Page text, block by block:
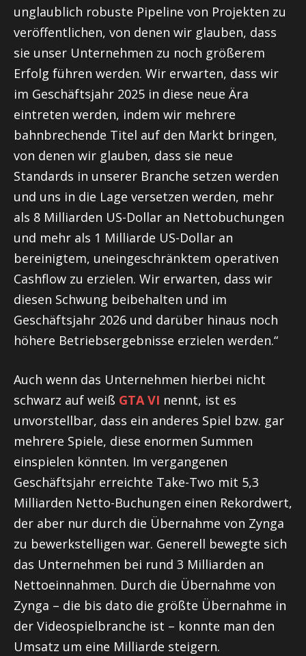
unglaublich robuste Pipeline von Projekten zu
veröffentlichen, von denen wir glauben, dass
sie unser Unternehmen zu noch größerem
Erfolg führen werden. Wir erwarten, dass wir
im Geschäftsjahr 2025 in diese neue Ära
eintreten werden, indem wir mehrere
bahnbrechende Titel auf den Markt bringen,
von denen wir glauben, dass sie neue
Standards in unserer Branche setzen werden
und uns in die Lage versetzen werden, mehr
als 8 Milliarden US-Dollar an Nettobuchungen
und mehr als 1 Milliarde US-Dollar an
bereinigtem, uneingeschränktem operativen
Cashflow zu erzielen. Wir erwarten, dass wir
diesen Schwung beibehalten und im
Geschäftsjahr 2026 und darüber hinaus noch
höhere Betriebsergebnisse erzielen werden.“
Auch wenn das Unternehmen hierbei nicht
schwarz auf weiß GTA VI nennt, ist es
unvorstellbar, dass ein anderes Spiel bzw. gar
mehrere Spiele, diese enormen Summen
einspielen könnten. Im vergangenen
Geschäftsjahr erreichte Take-Two mit 5,3
Milliarden Netto-Buchungen einen Rekordwert,
der aber nur durch die Übernahme von Zynga
zu bewerkstelligen war. Generell bewegte sich
das Unternehmen bei rund 3 Milliarden an
Nettoeinnahmen. Durch die Übernahme von
Zynga – die bis dato die größte Übernahme in
der Videospielbranche ist – konnte man den
Umsatz um eine Milliarde steigern.